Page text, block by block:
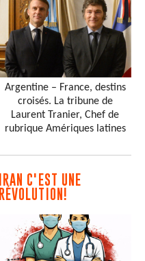
Argentine – France, destins
croisés. La tribune de
Laurent Tranier, Chef de
rubrique Amériques latines
IRAN C'EST UNE
RÉVOLUTION!